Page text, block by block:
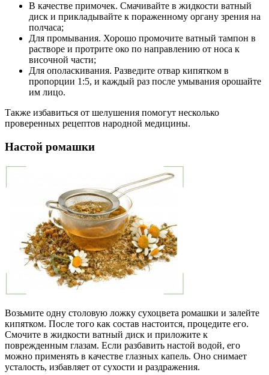
В качестве примочек. Смачивайте в жидкости ватный
диск и прикладывайте к пораженному органу зрения на
полчаса;
Для промывания. Хорошо промочите ватный тампон в
растворе и протрите око по направлению от носа к
височной части;
Для ополаскивания. Разведите отвар кипятком в
пропорции 1:5, и каждый раз после умывания орошайте
им лицо.
Также избавиться от шелушения помогут несколько
проверенных рецептов народной медицины.
Настой ромашки
Возьмите одну столовую ложку сухоцвета ромашки и залейте
кипятком. После того как состав настоится, процедите его.
Смочите в жидкости ватный диск и приложите к
поврежденным глазам. Если разбавить настой водой, его
можно применять в качестве глазных капель. Оно снимает
усталость, избавляет от сухости и раздражения.